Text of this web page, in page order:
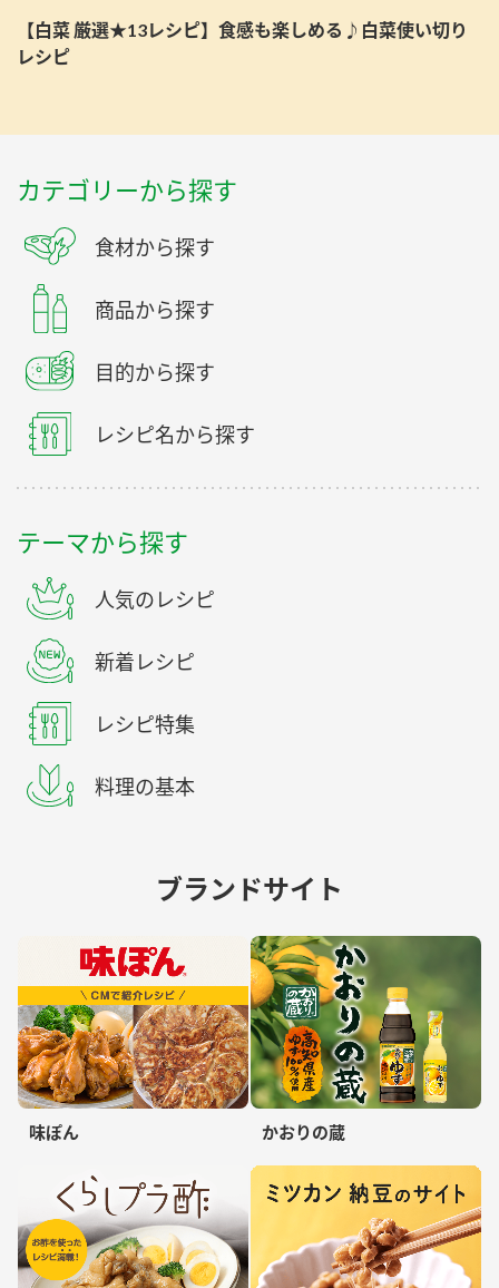
【白菜 厳選★13レシピ】食感も楽しめる♪白菜使い切り
レシピ
カテゴリーから探す
食材から探す
商品から探す
目的から探す
レシピ名から探す
テーマから探す
人気のレシピ
新着レシピ
レシピ特集
料理の基本
ブランドサイト
味ぽん かおりの蔵